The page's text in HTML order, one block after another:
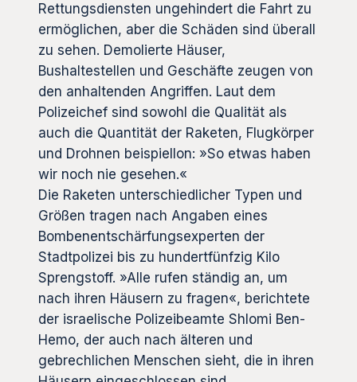
Rettungsdiensten ungehindert die Fahrt zu
ermöglichen, aber die Schäden sind überall
zu sehen. Demolierte Häuser,
Bushaltestellen und Geschäfte zeugen von
den anhaltenden Angriffen. Laut dem
Polizeichef sind sowohl die Qualität als
auch die Quantität der Raketen, Flugkörper
und Drohnen beispiellon: »So etwas haben
wir noch nie gesehen.«
Die Raketen unterschiedlicher Typen und
Größen tragen nach Angaben eines
Bombenentschärfungsexperten der
Stadtpolizei bis zu hundertfünfzig Kilo
Sprengstoff. »Alle rufen ständig an, um
nach ihren Häusern zu fragen«, berichtete
der israelische Polizeibeamte Shlomi Ben-
Hemo, der auch nach älteren und
gebrechlichen Menschen sieht, die in ihren